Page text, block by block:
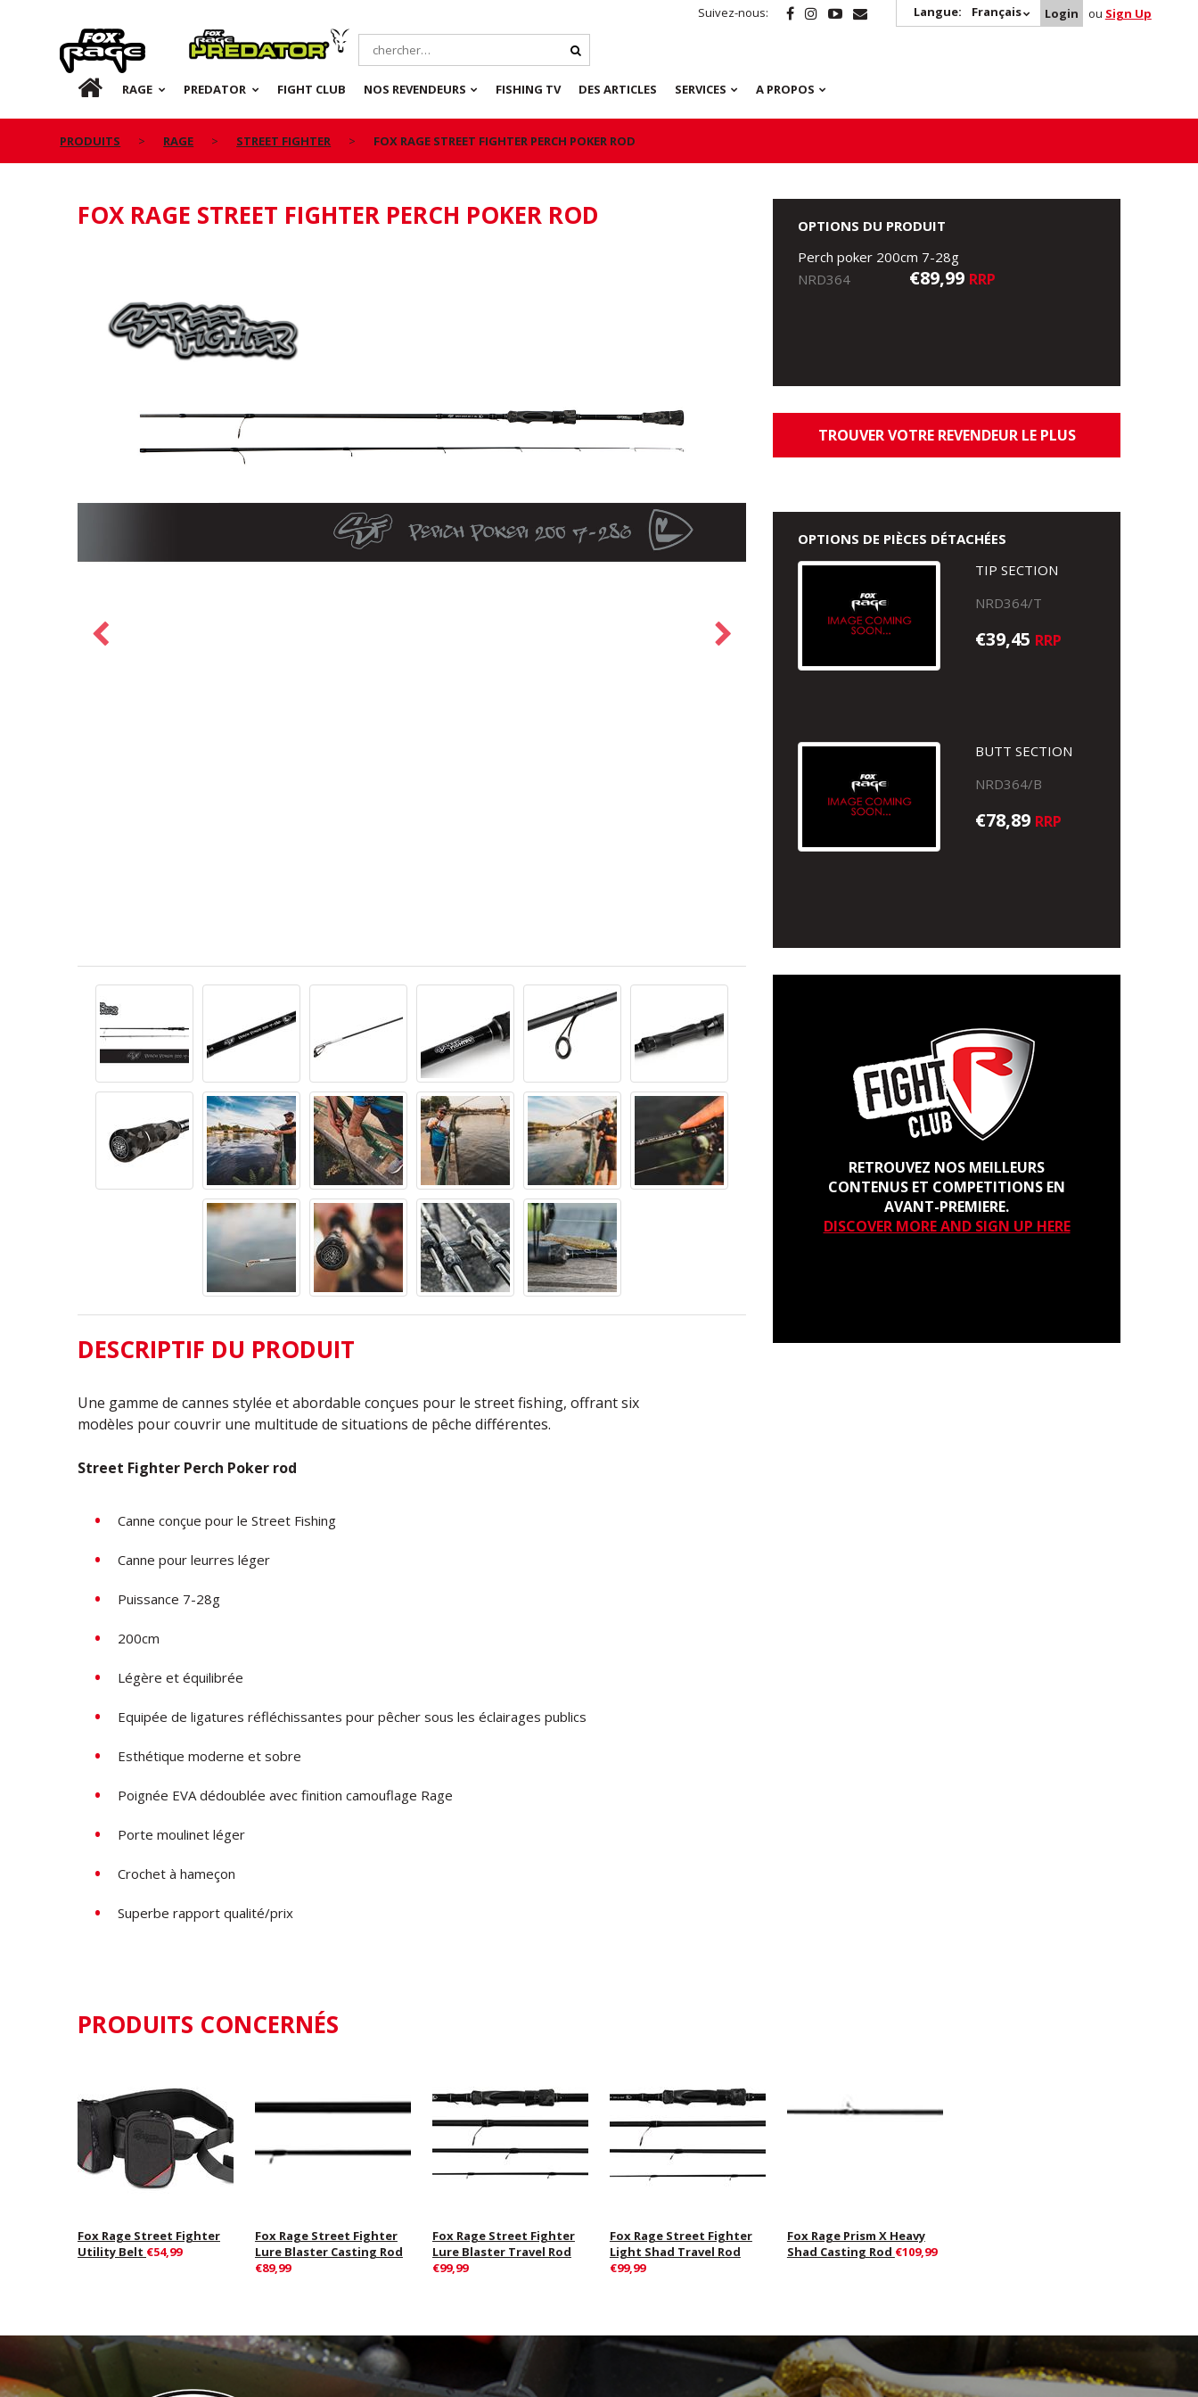
Suivez-nous: Langue: Français Login ou Sign Up
Rage Predator
FR RAGE PREDATOR FIGHT CLUB NOS REVENDEURS FISHING TV DES ARTICLES SERVICES A PROPOS
PRODUITS RAGE STREET FIGHTER FOX RAGE STREET FIGHTER PERCH POKER ROD
FOX RAGE STREET FIGHTER PERCH POKER ROD
DESCRIPTIF DU PRODUIT
Une gamme de cannes stylée et abordable conçues pour le street fishing, offrant six
modèles pour couvrir une multitude de situations de pêche différentes.
Street Fighter Perch Poker rod
Canne conçue pour le Street Fishing
Canne pour leurres léger
Puissance 7-28g
200cm
Légère et équilibrée
Equipée de ligatures réfléchissantes pour pêcher sous les éclairages publics
Esthétique moderne et sobre
Poignée EVA dédoublée avec finition camouflage Rage
Porte moulinet léger
Crochet à hameçon
Superbe rapport qualité/prix
OPTIONS DU PRODUIT
Perch poker 200cm 7-28g
NRD364
€89,99 RRP
TROUVER VOTRE REVENDEUR LE PLUS
OPTIONS DE PIÈCES DÉTACHÉES
TIP SECTION
NRD364/T
€39,45 RRP
BUTT SECTION
NRD364/B
€78,89 RRP
RETROUVEZ NOS MEILLEURS
CONTENUS ET COMPETITIONS EN
AVANT-PREMIERE.
DISCOVER MORE AND SIGN UP HERE
PRODUITS CONCERNÉS
Fox Rage Street Fighter
Utility Belt €54,99
Fox Rage Street Fighter
Lure Blaster Casting Rod
€89,99
Fox Rage Street Fighter
Lure Blaster Travel Rod
€99,99
Fox Rage Street Fighter
Light Shad Travel Rod
€99,99
Fox Rage Prism X Heavy
Shad Casting Rod €109,99